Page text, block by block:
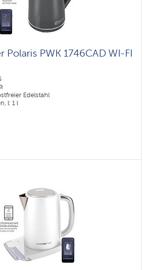
Polaris PWK 1746CAD WI-FI
Edelstahl
l: 1 l